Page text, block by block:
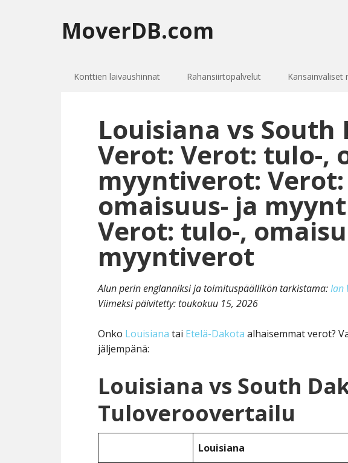
MoverDB.com
Konttien laivaushinnat Rahansiirtopalvelut Kansainväliset
Louisiana vs South
Verot: Verot: tulo-,
myyntiverot:
omaisuus- ja
Verot: tulo-,
myyntiverot
Alun perin englanniksi ja toimituspäällikön tarkistama:Ian
Viimeksi päivitetty:toukokuu 15, 2026
Onko Louisiana tai Etelä-Dakota alhaisemmat verot?
jäljempänä:
Louisiana vs South
Tuloveroovertailu
Louisiana